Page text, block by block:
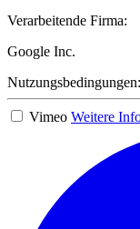
Verarbeitende Firma:
Google Inc.
Nutzungsbedingungen:
Vimeo Weitere